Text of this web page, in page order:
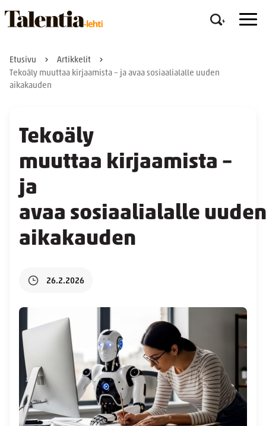
Etusivu
Artikkelit
Tekoäly muuttaa kirjaamista – ja avaa sosiaalialalle uuden
aikakauden
Tekoäly
muuttaa kirjaamista –
ja
avaa sosiaalialalle uuden
aikakauden
26.2.2026